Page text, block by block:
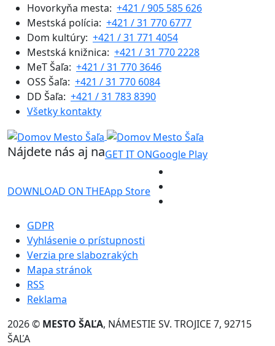
Hovorkyňa mesta: +421 / 905 585 626
Mestská polícia: +421 / 31 770 6777
Dom kultúry: +421 / 31 771 4054
Mestská knižnica: +421 / 31 770 2228
MeT Šaľa: +421 / 31 770 3646
OSS Šaľa: +421 / 31 770 6084
DD Šaľa: +421 / 31 783 8390
Všetky kontakty
Nájdete nás aj naGET IT ONGoogle Play
DOWNLOAD ON THEApp Store
GDPR
Vyhlásenie o prístupnosti
Verzia pre slabozrakých
Mapa stránok
RSS
Reklama
2026 © MESTO ŠAĽA, NÁMESTIE SV. TROJICE 7, 92715
ŠAĽA